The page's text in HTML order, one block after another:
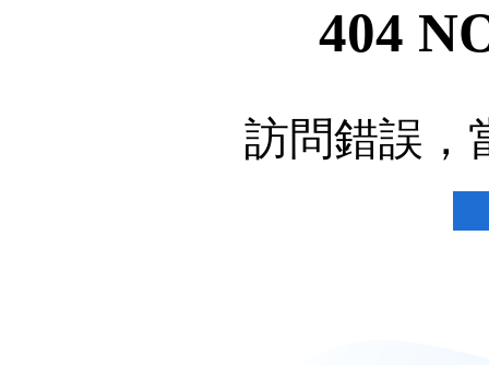
404
訪問錯誤，